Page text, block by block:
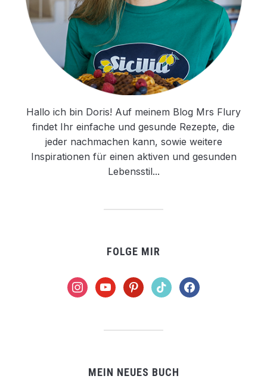
Hallo ich bin Doris! Auf meinem Blog Mrs Flury
findet Ihr einfache und gesunde Rezepte, die
jeder nachmachen kann, sowie weitere
Inspirationen für einen aktiven und gesunden
Lebensstil...
FOLGE MIR
instagramyoutubepinteresttiktok facebook
MEIN NEUES BUCH